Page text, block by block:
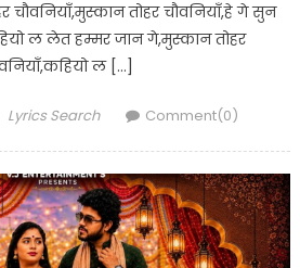
चौवनियाँ,मुस्कान तोहर चौवनियाँ,हे गे सुन
ल लेत हम्मर जान गे,मुस्कान तोहर
ल […]
Author
Lyrics Search Comment(0)